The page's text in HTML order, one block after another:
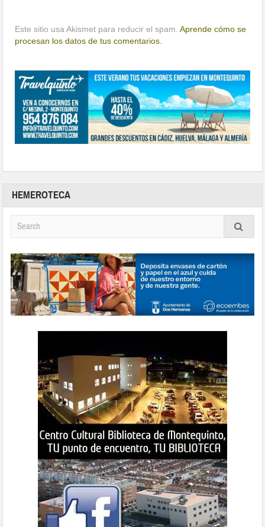
Este sitio usa Akismet para reducir el spam.Aprende cómo se
procesan los datos de tus comentarios.
HEMEROTECA